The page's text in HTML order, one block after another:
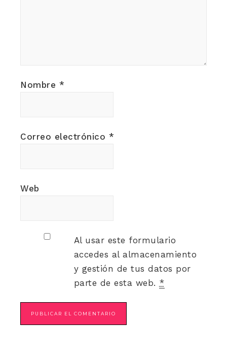
Nombre *
Correo electrónico *
Web
Al usar este formulario
accedes al almacenamiento
y gestión de tus datos por
parte de esta web. *